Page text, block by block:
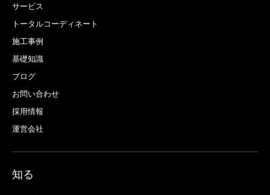
サービス
トータルコーディネート
施工事例
基礎知識
ブログ
お問い合わせ
採用情報
運営会社
知る